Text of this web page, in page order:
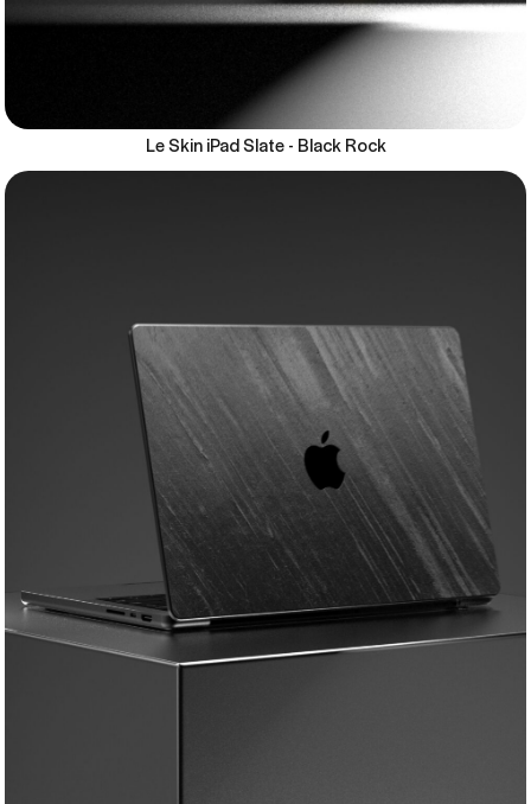
Le Skin iPad Slate - Black Rock